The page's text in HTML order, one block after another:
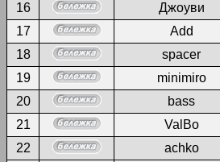
16
Джоуви
17
Add
18
spacer
19
minimiro
20
bass
21
ValBo
22
achko